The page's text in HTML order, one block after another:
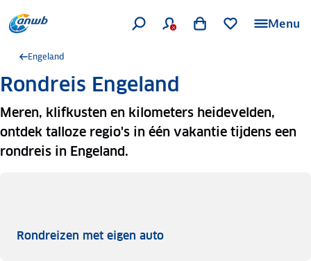
Menu
Engeland
Rondreis Engeland
Meren, klifkusten en kilometers heidevelden,
ontdek talloze regio's in één vakantie tijdens een
rondreis in Engeland.
Rondreizen met eigen autoRondreizen met eigen auto